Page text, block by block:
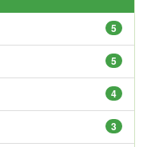
5
5
4
3